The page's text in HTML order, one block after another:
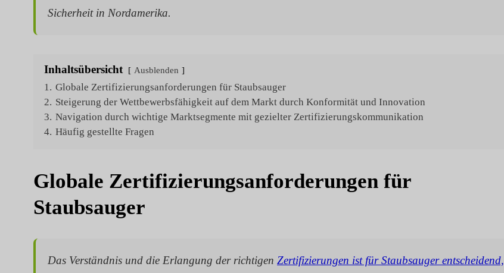
Sicherheit in Nordamerika.
Inhaltsübersicht Ausblenden
1. Globale Zertifizierungsanforderungen für Staubsauger
2. Steigerung der Wettbewerbsfähigkeit auf dem Markt durch Konformität und Innovation
3. Navigation durch wichtige Marktsegmente mit gezielter Zertifizierungskommunikation
4. Häufig gestellte Fragen
Globale Zertifizierungsanforderungen für
Staubsauger
Das Verständnis und die Erlangung der richtigen Zertifizierungen ist für Staubsauger entscheidend,